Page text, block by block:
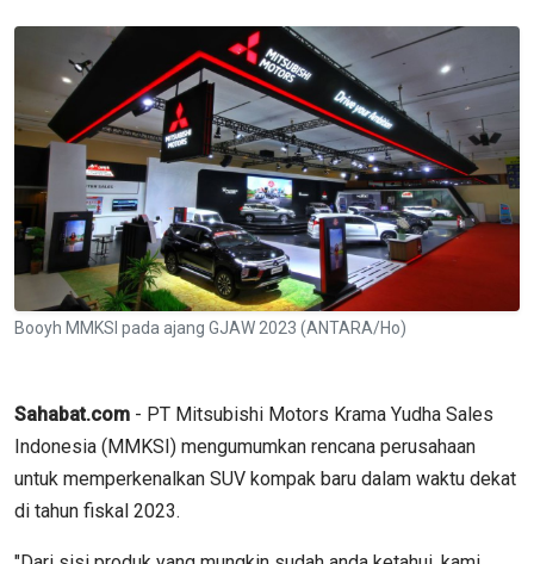
Booyh MMKSI pada ajang GJAW 2023 (ANTARA/Ho)
Sahabat.com - PT Mitsubishi Motors Krama Yudha Sales
Indonesia (MMKSI) mengumumkan rencana perusahaan
untuk memperkenalkan SUV kompak baru dalam waktu dekat
di tahun fiskal 2023.